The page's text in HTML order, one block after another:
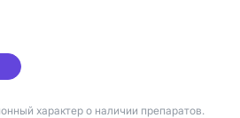
характер о наличии препаратов.